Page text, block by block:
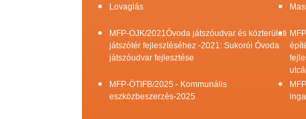
Lovaglás
MFP-OJK/2021Óvoda játszóudvar és közterületi
játszótér fejlesztéséhez -2021: Sukorói Óvoda
játszóudvar fejlesztése
MFP-ÖTIFB/2025 - Kommunális
eszközbeszerzés-2025